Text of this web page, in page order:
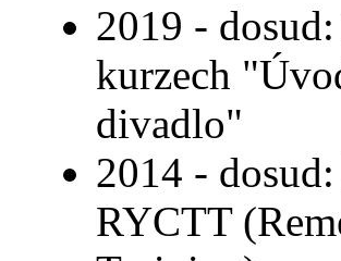
2019 -
kurzech
divadlo"
2014 -
RYCTT